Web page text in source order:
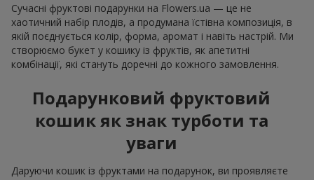
Сучасні фруктові подарунки на Flowers.ua — це не
хаотичний набір плодів, а продумана їстівна композиція, в
якій поєднується колір, форма, аромат і навіть настрій. Ми
створюємо букет у кошику із фруктів, як апетитні
комбінації, які стануть доречні до кожного замовлення.
Подарунковий фруктовий
кошик як знак турботи та
уваги
Даруючи кошик із фруктами на подарунок, ви проявляєте